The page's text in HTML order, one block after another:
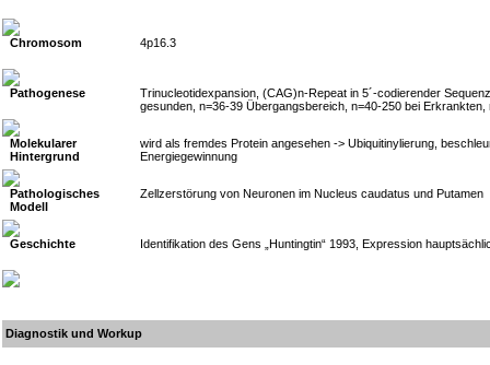
Chromosom 4p16.3
Pathogenese
Trinucleotidexpansion, (CAG)n-Repeat in 5´-codierender
gesunden, n=36-39 Übergangsbereich, n=40-250 bei
Molekularer
Hintergrund
wird als fremdes Protein angesehen -> Ubiquitinylierung,
Energiegewinnung
Pathologisches
Modell
Zellzerstörung von Neuronen im Nucleus caudatus und Putamen
Geschichte Identifikation des Gens „Huntingtin“ 1993, Expression
Diagnostik und Workup